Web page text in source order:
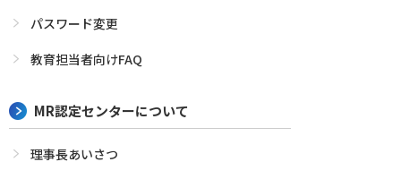
パスワード変更
教育担当者向けFAQ
MR認定センターについて
理事長あいさつ